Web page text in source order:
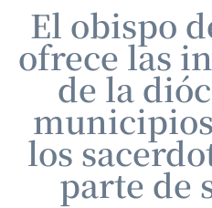
El obispo
ofrece las
de la
los
parte de